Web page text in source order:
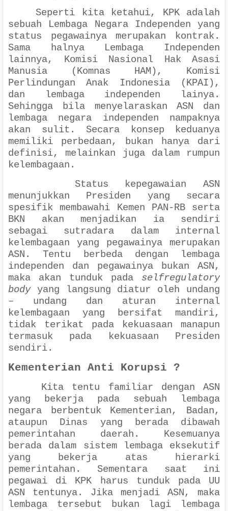
Seperti kita ketahui, KPK adalah
sebuah Lembaga Negara Independen yang
status pegawainya merupakan kontrak.
Sama halnya Lembaga Independen
lainnya, Komisi Nasional Hak Asasi
Manusia (Komnas HAM), Komisi
Perlindungan Anak Indonesia (KPAI),
dan lembaga independen lainya.
Sehingga bila menyelaraskan ASN dan
lembaga negara independen nampaknya
akan sulit. Secara konsep keduanya
memiliki perbedaan, bukan hanya dari
definisi, melainkan juga dalam rumpun
kelembagaan.
Status kepegawaian ASN
menunjukkan Presiden yang secara
spesifik membawahi Kemen PAN-RB serta
BKN akan menjadikan ia sendiri
sebagai sutradara dalam internal
kelembagaan yang pegawainya merupakan
ASN. Tentu berbeda dengan lembaga
independen dan pegawainya bukan ASN,
maka akan tunduk pada selfregulatory
bodyyang langsung diatur oleh undang
– undang dan aturan internal
kelembagaan yang bersifat mandiri,
tidak terikat pada kekuasaan manapun
termasuk pada kekuasaan Presiden
sendiri.
Kementerian Anti Korupsi ?
Kita tentu familiar dengan ASN
yang bekerja pada sebuah lembaga
negara berbentuk Kementerian, Badan,
ataupun Dinas yang berada dibawah
pemerintahan daerah. Kesemuanya
berada dalam sistem lembaga eksekutif
yang bekerja atas hierarki
pemerintahan. Sementara saat ini
pegawai di KPK harus tunduk pada UU
ASN tentunya. Jika menjadi ASN, maka
lembaga tersebut bukan lagi lembaga